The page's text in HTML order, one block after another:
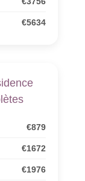
€5634
€879
€1672
€1976